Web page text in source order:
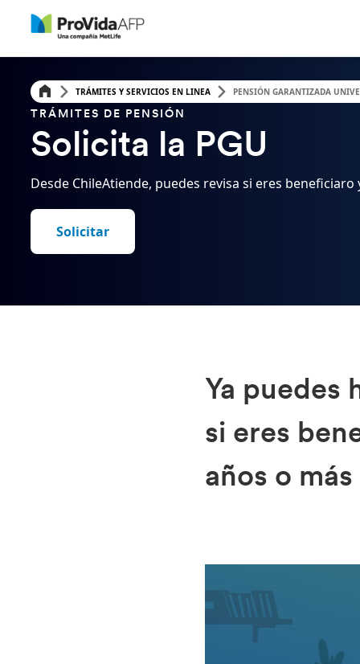
TRÁMITES Y SERVICIOS EN LINEA PENSIÓN GARANTIZADA
TRÁMITES DE PENSIÓN
Solicita la PGU​
Desde ChileAtiende, puedes revisa si eres
Solicitar​
Ya puedes
si eres
años o más